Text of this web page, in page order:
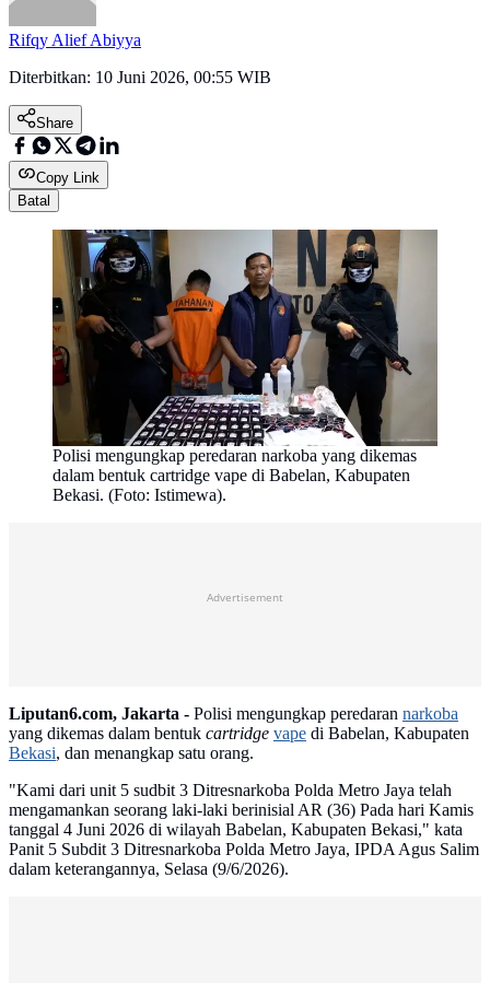
Rifqy Alief Abiyya
Diterbitkan: 10 Juni 2026, 00:55 WIB
Share
Copy Link
Batal
Polisi mengungkap peredaran narkoba yang dikemas
dalam bentuk cartridge vape di Babelan, Kabupaten
Bekasi. (Foto: Istimewa).
Advertisement
Liputan6.com, Jakarta - Polisi mengungkap peredaran narkoba
yang dikemas dalam bentuk cartridge vape di Babelan, Kabupaten
Bekasi, dan menangkap satu orang.
"Kami dari unit 5 sudbit 3 Ditresnarkoba Polda Metro Jaya telah
mengamankan seorang laki-laki berinisial AR (36) Pada hari Kamis
tanggal 4 Juni 2026 di wilayah Babelan, Kabupaten Bekasi," kata
Panit 5 Subdit 3 Ditresnarkoba Polda Metro Jaya, IPDA Agus Salim
dalam keterangannya, Selasa (9/6/2026).